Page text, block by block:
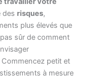
des risques,
plus élevés que
pas sûr de comment
Commencez petit et
à mesure